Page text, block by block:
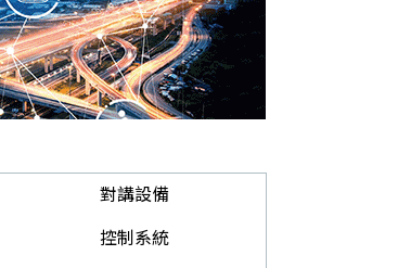
對講設備
控制系統